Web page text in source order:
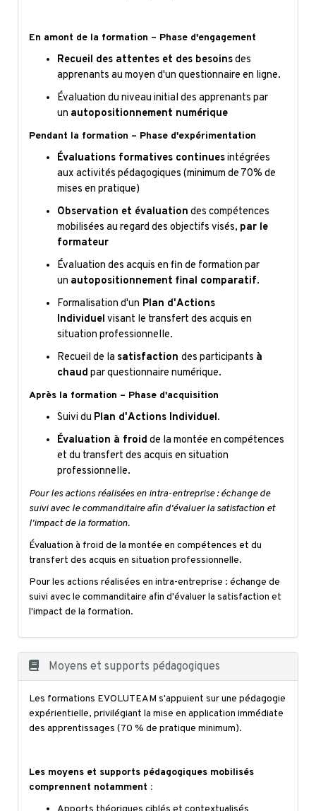
En amont de la formation – Phase d'engagement
Recueil des attentes et des besoinsdes
apprenants au moyen d'un questionnaire en ligne.
Évaluation du niveau initial des apprenants par
un autopositionnement numérique
Pendant la formation – Phase d'expérimentation
Évaluations formatives continuesintégrées
aux activités pédagogiques (minimum de 70% de
mises en pratique)
Observation et évaluation des compétences
mobilisées au regard des objectifs visés, par le
formateur
Évaluation des acquis en fin de formation par
un autopositionnement final comparatif.
Formalisation d'un Plan d'Actions
Individuel visant le transfert des acquis en
situation professionnelle.
Recueil de la satisfaction des participants à
chaud par questionnaire numérique.
Après la formation – Phase d'acquisition
Suivi du Plan d'Actions Individuel.
Évaluation à froid de la montée en compétences
et du transfert des acquis en situation
professionnelle.
Pour les actions réalisées en intra-entreprise : échange de
suivi avec le commanditaire afin d'évaluer la satisfaction et
l'impact de la formation.
Évaluation à froid de la montée en compétences et du
transfert des acquis en situation professionnelle.
Pour les actions réalisées en intra-entreprise : échange de
suivi avec le commanditaire afin d'évaluer la satisfaction et
l'impact de la formation.
Moyens et supports pédagogiques
Les formations EVOLUTEAM s'appuient sur une pédagogie
expérientielle, privilégiant la mise en application immédiate
des apprentissages (70 % de pratique minimum).
Les moyens et supports pédagogiques mobilisés
comprennent notamment :